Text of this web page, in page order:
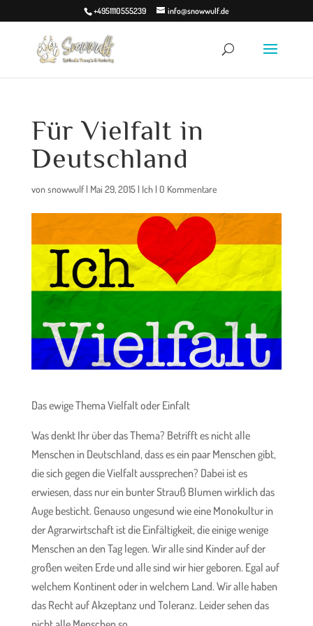
+4951110555239 info@snowwulf.de
Für Vielfalt in
Deutschland
vonsnowwulf| Mai 29, 2015| Ich| 0 Kommentare
Das ewige Thema Vielfalt oder Einfalt
Was denkt Ihr über das Thema? Betrifft es nicht alle
Menschen in Deutschland, dass es ein paar Menschen gibt,
die sich gegen die Vielfalt aussprechen? Dabei ist es
erwiesen, dass nur ein bunter Strauß Blumen wirklich das
Auge besticht. Genauso ungesund wie eine Monokultur in
der Agrarwirtschaft ist die Einfältigkeit, die einige wenige
Menschen an den Tag legen. Wir alle sind Kinder auf der
großen weiten Erde und alle sind wir hier geboren. Egal auf
welchem Kontinent oder in welchem Land. Wir alle haben
das Recht auf Akzeptanz und Toleranz. Leider sehen das